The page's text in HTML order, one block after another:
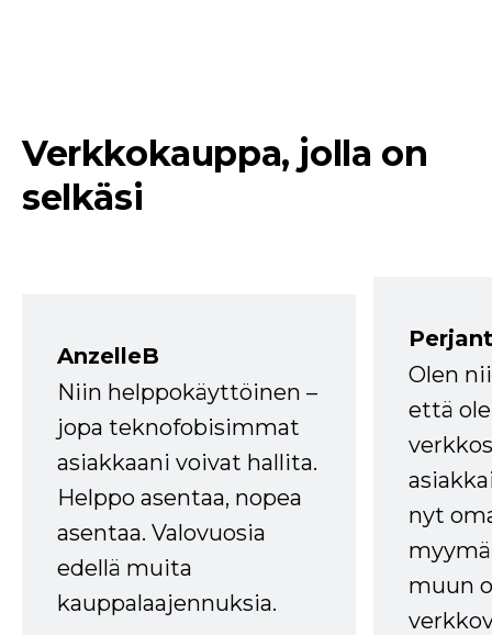
Verkkokauppa, jolla on
selkäsi
AnzelleB
Niin helppokäyttöinen –
jopa teknofobisimmat
asiakkaani voivat hallita.
Helppo asentaa, nopea
asentaa. Valovuosia
edellä muita
kauppalaajennuksia.
Olen
että
nyt
muun